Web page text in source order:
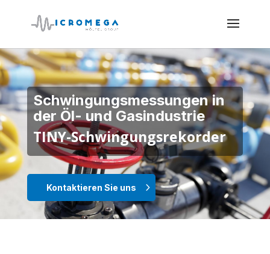
Schwingungsmessungen in
der Öl- und Gasindustrie
TINY-Schwingungsrekorder
Kontaktieren Sie uns